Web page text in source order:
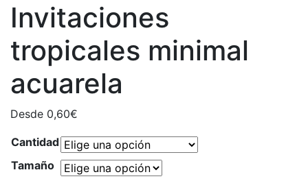
Invitaciones
tropicales minimal
acuarela
Desde 0,60€
Cantidad
Tamaño